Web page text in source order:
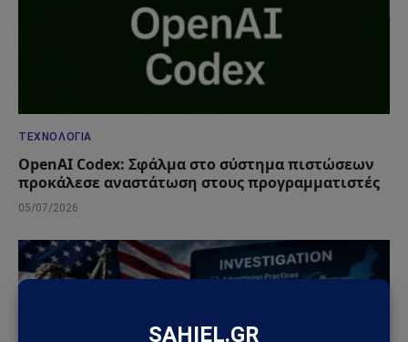
ΤΕΧΝΟΛΟΓΊΑ
OpenAI Codex: Σφάλμα στο σύστημα πιστώσεων
προκάλεσε αναστάτωση στους προγραμματιστές
05/07/2026